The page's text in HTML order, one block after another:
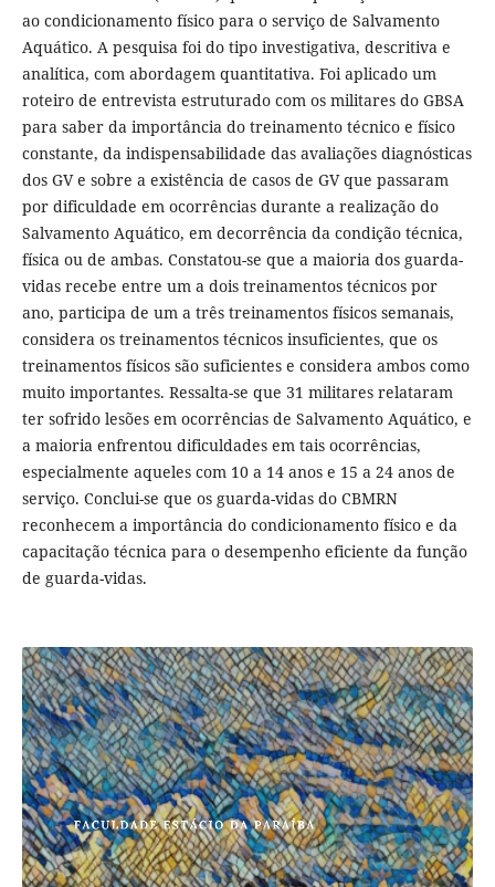
ao condicionamento físico para o serviço de Salvamento
Aquático. A pesquisa foi do tipo investigativa, descritiva e
analítica, com abordagem quantitativa. Foi aplicado um
roteiro de entrevista estruturado com os militares do GBSA
para saber da importância do treinamento técnico e físico
constante, da indispensabilidade das avaliações diagnósticas
dos GV e sobre a existência de casos de GV que passaram
por dificuldade em ocorrências durante a realização do
Salvamento Aquático, em decorrência da condição técnica,
física ou de ambas. Constatou-se que a maioria dos guarda-
vidas recebe entre um a dois treinamentos técnicos por
ano, participa de um a três treinamentos físicos semanais,
considera os treinamentos técnicos insuficientes, que os
treinamentos físicos são suficientes e considera ambos como
muito importantes. Ressalta-se que 31 militares relataram
ter sofrido lesões em ocorrências de Salvamento Aquático, e
a maioria enfrentou dificuldades em tais ocorrências,
especialmente aqueles com 10 a 14 anos e 15 a 24 anos de
serviço. Conclui-se que os guarda-vidas do CBMRN
reconhecem a importância do condicionamento físico e da
capacitação técnica para o desempenho eficiente da função
de guarda-vidas.